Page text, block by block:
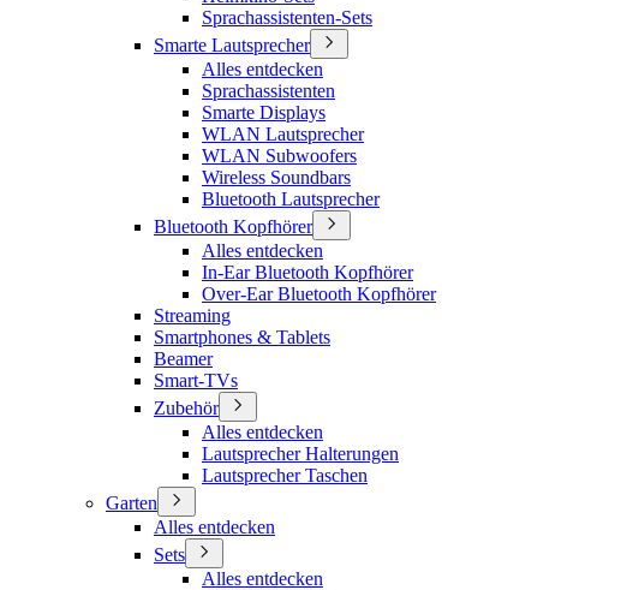
Sprachassistenten-Sets
Smarte Lautsprecher
Alles entdecken
Sprachassistenten
Smarte Displays
WLAN Lautsprecher
WLAN Subwoofers
Wireless Soundbars
Bluetooth Lautsprecher
Bluetooth Kopfhörer
Alles entdecken
In-Ear Bluetooth Kopfhörer
Over-Ear Bluetooth Kopfhörer
Streaming
Smartphones & Tablets
Beamer
Smart-TVs
Zubehör
Alles entdecken
Lautsprecher Halterungen
Lautsprecher Taschen
Garten
Alles entdecken
Sets
Alles entdecken